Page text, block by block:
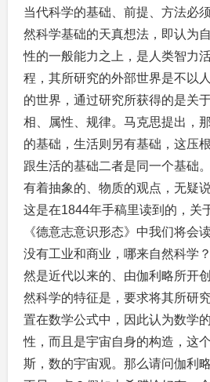
当代科学的基础、前提、方法必
然科学基础的天真想法，即认为
性的一般能力之上，是人类智力
程，其所研究的外部世界是不以
的世界，通过研究所获得的是关
相、属性、规律。马克思提出，
的基础，生活则另有基础，这压
跟生活的基础二者是同一个基础
有着抽象的、物质的观点，无疑
这是在1844年手稿里读到的，关
《德意志意识形态》中我们将会
没有工业和商业，哪来自然科学
然是近代以来的、由伽利略所开
然科学的特征是，要求将其所研
置在数学公式中，因此认为数学
性，而且是宇宙自身的构造，这
斯，数的宇宙观。那么请问伽利